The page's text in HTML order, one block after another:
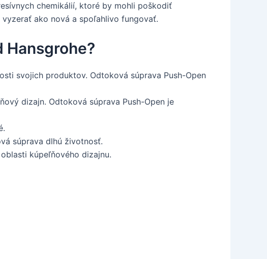
chemikálií, ktoré by mohli poškodiť
ako nová a spoľahlivo fungovať.
Hansgrohe?
svojich produktov. Odtoková súprava Push-Open
dizajn. Odtoková súprava Push-Open je
súprava dlhú životnosť.
kúpeľňového dizajnu.